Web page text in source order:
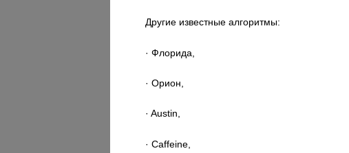
Другие известные алгоритмы:
· Флорида,
· Орион,
· Austin,
· Caffeine,